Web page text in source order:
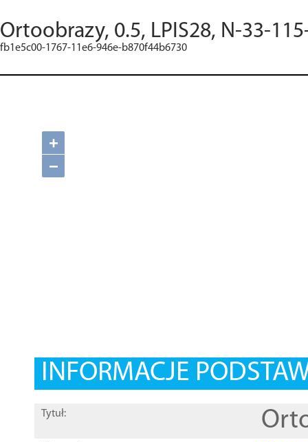
Ortoobrazy, 0.5, LPIS28, N-33-
fb1e5c00-1767-11e6-946e-b870f44b6730
+
−
INFORMACJE
Tytuł: